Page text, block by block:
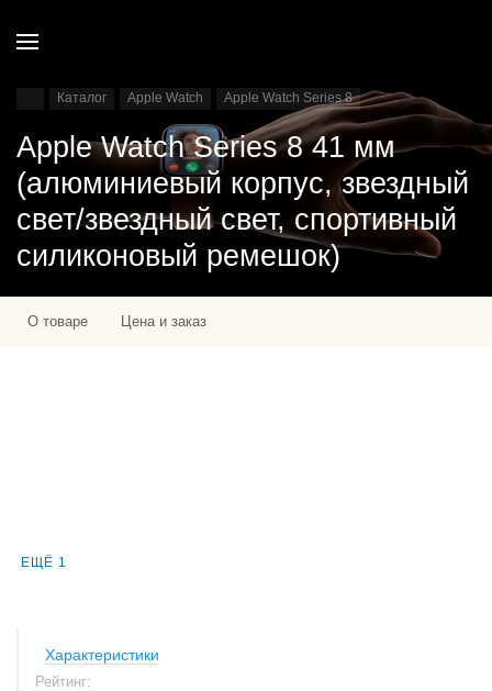
Каталог Apple Watch Apple Watch Series 8
Apple Watch Series 8 41 мм
(алюминиевый корпус, звездный
свет/звездный свет, спортивный
силиконовый ремешок)
О товаре Цена и заказ
ЕЩЁ 1
Характеристики
Рейтинг: